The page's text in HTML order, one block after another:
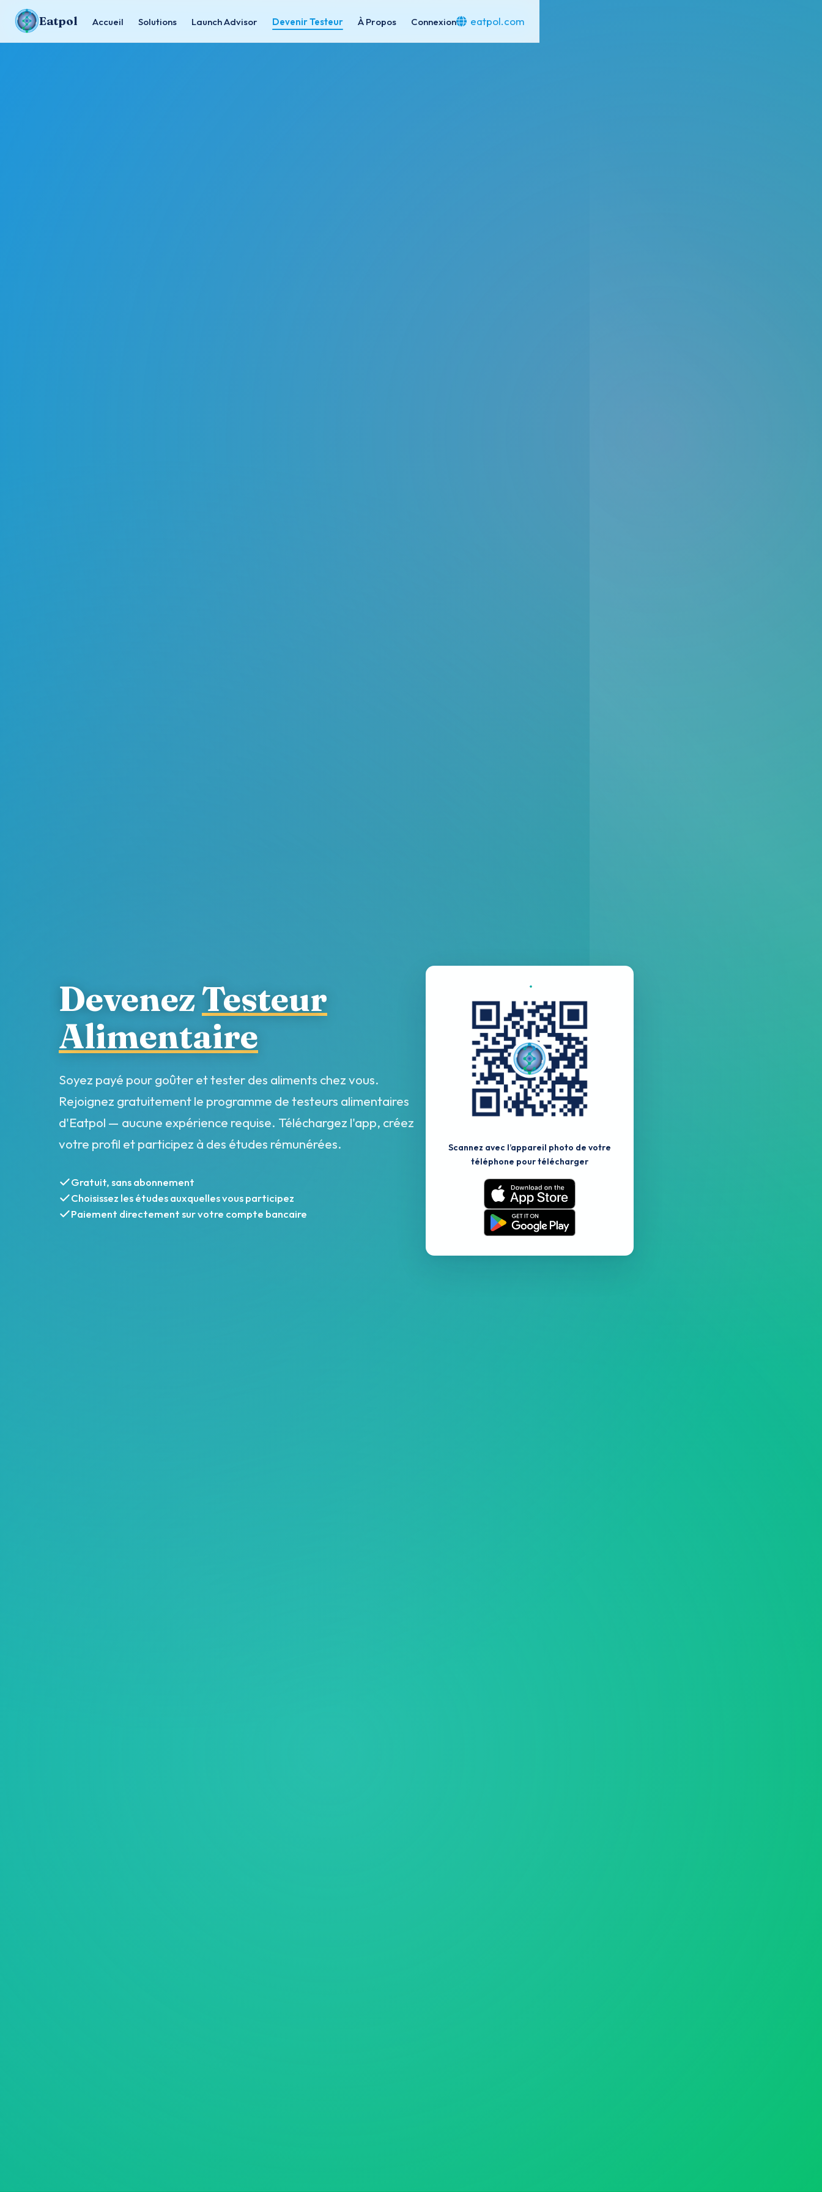
Eatpol Accueil Solutions Launch Advisor Devenir Testeur À Propos Connexion eatpol.com
DevenezTesteur
Alimentaire
Soyez payé pour goûter et tester des aliments chez vous.
Rejoignez gratuitement le programme de testeurs alimentaires
d'Eatpol — aucune expérience requise. Téléchargez l'app, créez
votre profil et participez à des études rémunérées.
Gratuit, sans abonnement
Choisissez les études auxquelles vous participez
Paiement directement sur votre compte bancaire
Scannez avec l’appareil photo de votre
téléphone pour télécharger